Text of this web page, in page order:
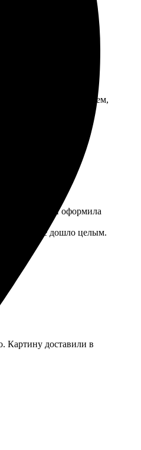
загрузил фото и
Рекомендую всем,
размер и оформила
что всё дошло целым.
Картину доставили в